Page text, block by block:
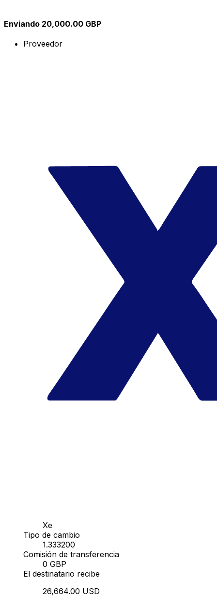
Enviando 20,000.00 GBP
Proveedor
Xe
Tipo de cambio
1.333200
Comisión de transferencia
0 GBP
El destinatario recibe
26,664.00 USD